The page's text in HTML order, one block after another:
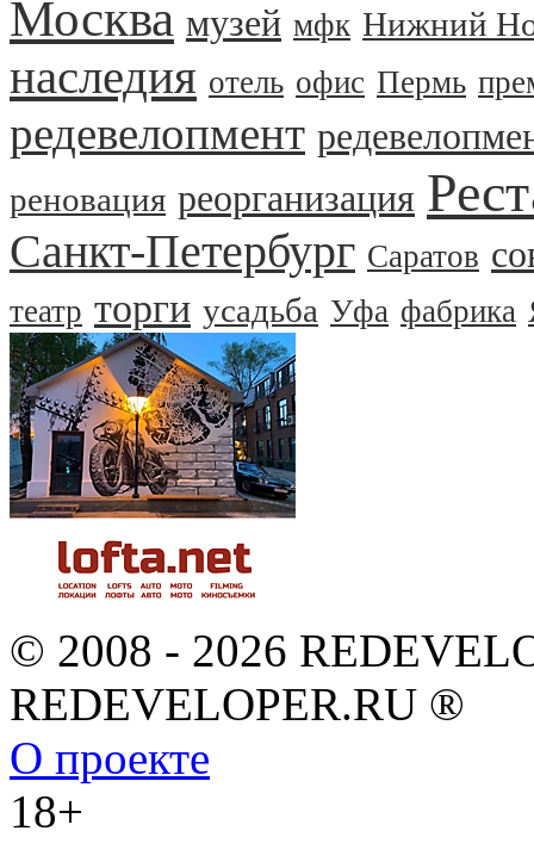
Москва музей мфк Нижний
наследия отель офис Пермь
редевелопмент
реновация реорганизация
Санкт-Петербург Саратов
театр торги усадьба Уфа фабрика
© 2008 - 2026
REDEVELOPER.RU ®
О проекте
18+